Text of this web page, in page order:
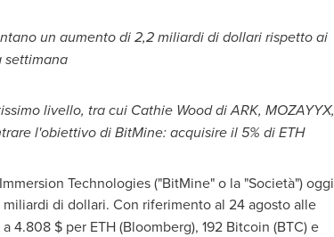
un aumento di 2,2 miliardi di dollari rispetto ai
settimana
livello, tra cui Cathie Wood di ARK, MOZAYYX,
l'obiettivo di BitMine: acquisire il 5% di ETH
Technologies ("BitMine" o la "Società") oggi
di dollari. Con riferimento al 24 agosto alle
4.808 $ per ETH (Bloomberg), 192 Bitcoin (BTC) e